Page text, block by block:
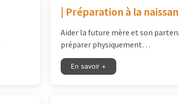
| Préparation à la
Aider la future mère et son
préparer physiquement…
En savoir +